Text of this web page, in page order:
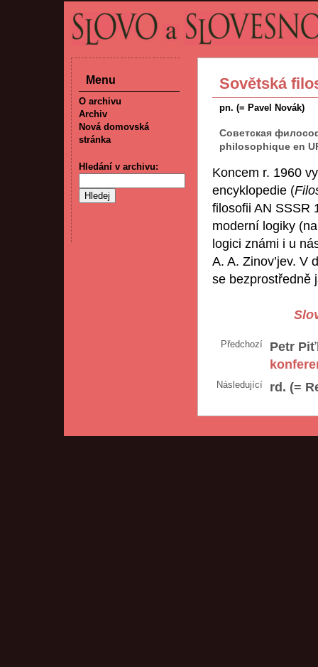
Sovětská
pn. (= Pavel Novák)
Советская
philosophique en
Koncem r. 1960
encyklopedie (
filosofii AN SSSR
moderní logiky
logici známi i u
A. A. Zinov’jev. V
se bezprostředně
Předchozí
Petr
Následující rd. (=
Menu
O archivu
Archiv
Nová domovská
stránka
Hledání v archivu: